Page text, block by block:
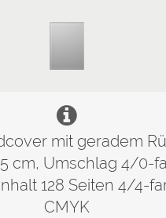
mit geradem
cm, Umschlag 4/0-
128 Seiten 4/4-
CMYK